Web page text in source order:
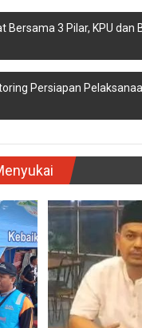
Bersama 3 Pilar, KPU
Persiapan